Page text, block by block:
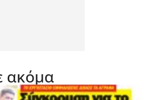
ακόμα